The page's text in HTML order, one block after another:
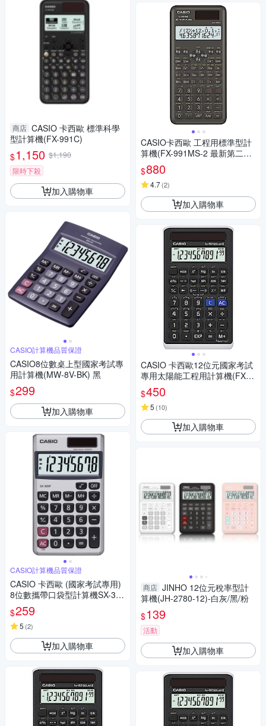
商店 CASIO 卡西歐 標準科學
型計算機(FX-991C)
$1,150 $1,190
限時下殺
加入購物車
CASIO計算機品質保證
CASIO8位數桌上型國家考試專
用計算機(MW-8V-BK) 黑
$299
加入購物車
CASIO計算機品質保證
CASIO 卡西歐 (國家考試專用)
8位數攜帶口袋型計算機SX-300
$259
5 (2)
加入購物車
CASIO卡西歐 工程用標準型計
算機(FX-991MS-2 最新第二代
保固24個月)
$880
4.7(2)
加入購物車
CASIO 卡西歐12位元國家考試
專用太陽能工程用計算機(FX-8
2SOLARII)
$450
5 (10)
加入購物車
商店 JINHO 12位元稅率型計
算機(JH-2780-12)-白灰/黑/粉
$139
活動
加入購物車